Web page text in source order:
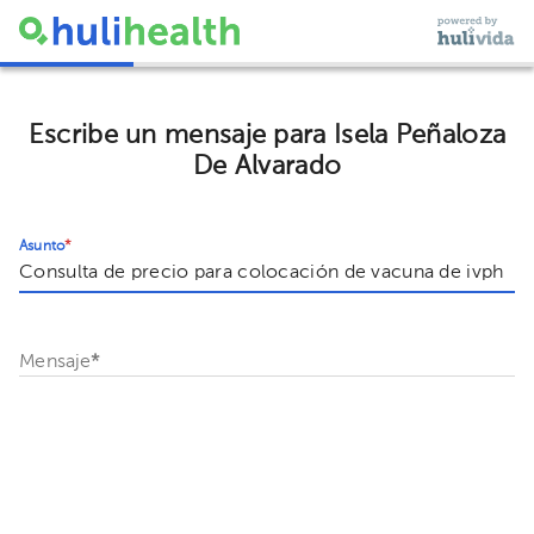
Escribe un mensaje para Isela Peñaloza
De Alvarado
Asunto*
Mensaje*